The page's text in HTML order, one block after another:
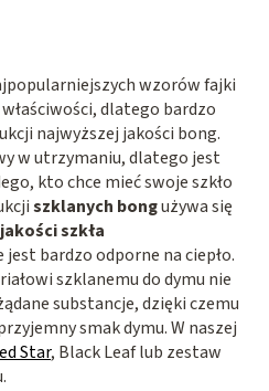
k
i
l
i
s
t
y
a
wzorów fajki
dlatego bardzo
najwyższej jakości bong.
w utrzymaniu, dlatego jest
kto chce mieć swoje szkło
szklanych bongużywa się
szkła
jest bardzo odporne na ciepło.
szklanemu do dymu nie
substancje, dzięki czemu
smak dymu. W naszej
Star, Black Leaf lub zestaw